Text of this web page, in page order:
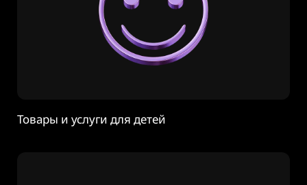
Товары и услуги для детей